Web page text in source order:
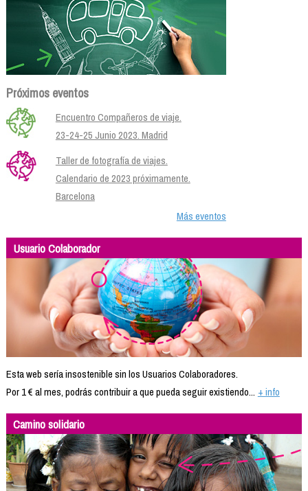
Próximos eventos
Encuentro Compañeros de viaje.
23-24-25 Junio 2023. Madrid
Taller de fotografía de viajes.
Calendario de 2023 próximamente.
Barcelona
Más eventos
Usuario Colaborador
Esta web sería insostenible sin los Usuarios Colaboradores.
Por 1 € al mes, podrás contribuir a que pueda seguir existiendo... + info
Camino solidario